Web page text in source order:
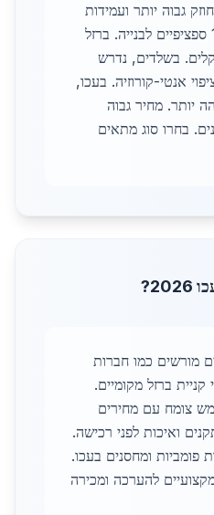
גבוה יותר ועמידות
סדקים, תקני ת"י 1222 ספציפיים לבנייה. ברזל
בשלדים, נדרש
עם ציפוי אנטי-קורוזיה. בעכו,
יותר. מחיר גבוה
בחרו סוג מתאים
מורשים כמו חברות
קניית ברזל מקומיים.
משומש צומח עם מחירים
ודאו תקנים ואיכות לפני רכישה.
פומביות ומחסנים בעכו.
להערכה ומכירה